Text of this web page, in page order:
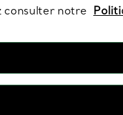
consulter notre